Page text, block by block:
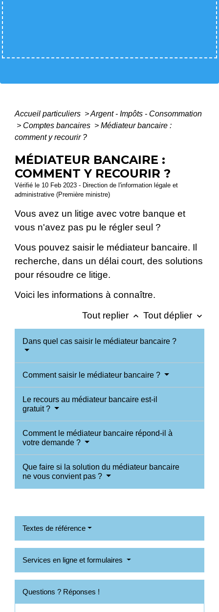
Accueil particuliers >Argent - Impôts - Consommation
> Comptes bancaires > Médiateur bancaire :
comment y recourir ?
MÉDIATEUR BANCAIRE :
COMMENT Y RECOURIR ?
Vérifié le 10 Feb 2023 - Direction de l'information légale et
administrative (Première ministre)
Vous avez un litige avec votre banque et
vous n'avez pas pu le régler seul ?
Vous pouvez saisir le médiateur bancaire. Il
recherche, dans un délai court, des solutions
pour résoudre ce litige.
Voici les informations à connaître.
Tout replier keyboard_arrow_up Tout déplier keyboard_arrow_down
Dans quel cas saisir le médiateur bancaire ?
Comment saisir le médiateur bancaire ?
Le recours au médiateur bancaire est-il
gratuit ?
Comment le médiateur bancaire répond-il à
votre demande ?
Que faire si la solution du médiateur bancaire
ne vous convient pas ?
Textes de référence
Services en ligne et formulaires
Questions ? Réponses !